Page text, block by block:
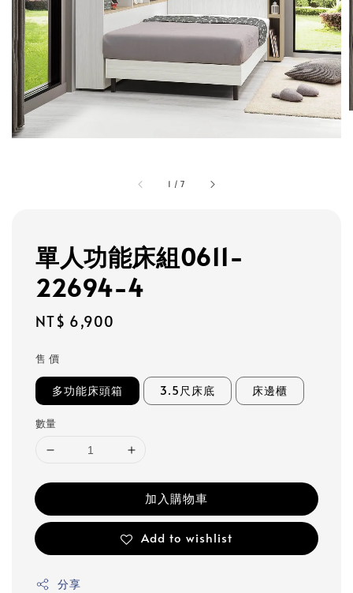
1 /7
單人功能床組0611-
22694-4
Regular
NT$ 6,900
售 價
多功能床頭箱 3.5尺床底 床邊櫃
數量
加入購物車
Add to wishlist
分享